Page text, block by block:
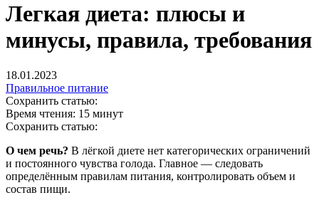
Легкая диета: плюсы и
минусы, правила, требования
18.01.2023
Правильное питание
Сохранить статью:
Время чтения: 15 минут
Сохранить статью:
О чем речь? В лёгкой диете нет категорических ограничений
и постоянного чувства голода. Главное — следовать
определённым правилам питания, контролировать объем и
состав пищи.